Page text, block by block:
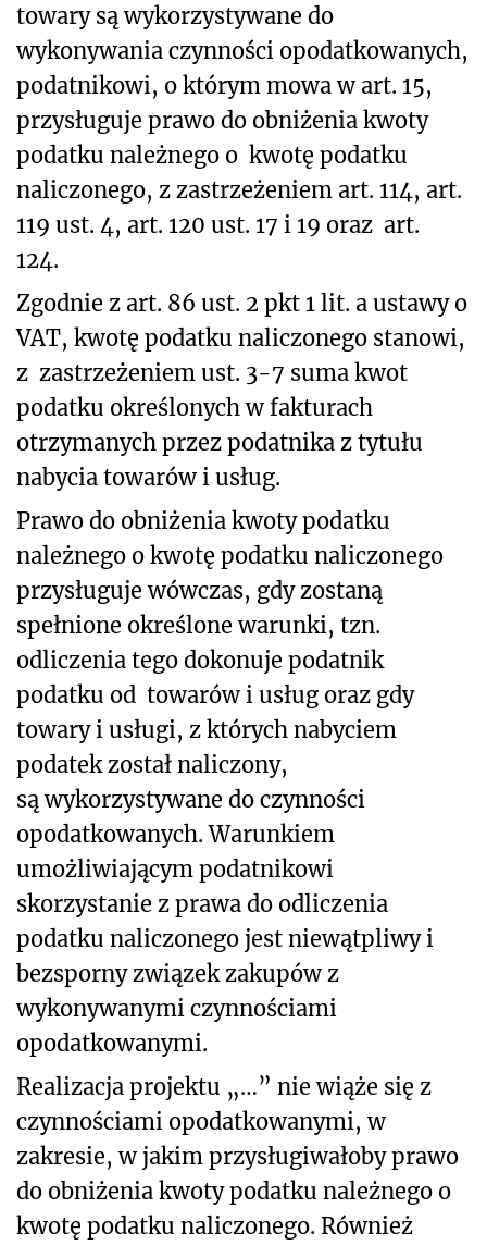
towary są wykorzystywane do
wykonywania czynności opodatkowanych,
podatnikowi, o którym mowa w art. 15,
przysługuje prawo do obniżenia kwoty
podatku należnego o kwotę podatku
naliczonego, z zastrzeżeniem art. 114, art.
119 ust. 4, art. 120 ust. 17 i 19 oraz art.
124.
Zgodnie z art. 86 ust. 2 pkt 1 lit. a ustawy o
VAT, kwotę podatku naliczonego stanowi,
z zastrzeżeniem ust. 3-7 suma kwot
podatku określonych w fakturach
otrzymanych przez podatnika z tytułu
nabycia towarów i usług.
Prawo do obniżenia kwoty podatku
należnego o kwotę podatku naliczonego
przysługuje wówczas, gdy zostaną
spełnione określone warunki, tzn.
odliczenia tego dokonuje podatnik
podatku od towarów i usług oraz gdy
towary i usługi, z których nabyciem
podatek został naliczony,
są wykorzystywane do czynności
opodatkowanych. Warunkiem
umożliwiającym podatnikowi
skorzystanie z prawa do odliczenia
podatku naliczonego jest niewątpliwy i
bezsporny związek zakupów z
wykonywanymi czynnościami
opodatkowanymi.
Realizacja projektu „…” nie wiąże się z
czynnościami opodatkowanymi, w
zakresie, w jakim przysługiwałoby prawo
do obniżenia kwoty podatku należnego o
kwotę podatku naliczonego. Również